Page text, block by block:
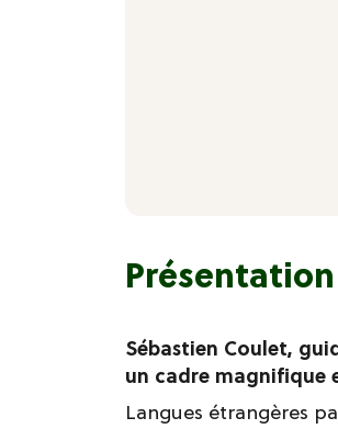
Présentation
Sébastien Coulet,
un cadre magnifique
Langues étrangères